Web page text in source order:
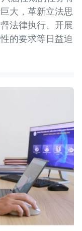
大，革新立法思
法律执行、开展
的要求等日益迫